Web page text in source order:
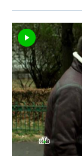
и предложили
протесты
пришлось
автосервиса
наркотиками.